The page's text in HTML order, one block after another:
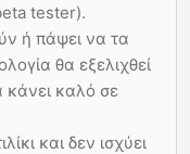
tester).
ή πάψει να τα
θα εξελιχθεί
κάνει καλό σε
και δεν ισχύει